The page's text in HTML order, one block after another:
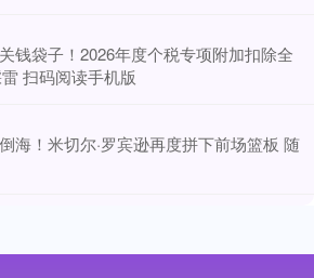
钱袋子！2026年度个税专项附加扣除全
扫码阅读手机版
海！米切尔·罗宾逊再度拼下前场篮板 随